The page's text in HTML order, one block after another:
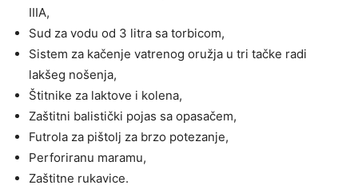
IIIA,
Sud za vodu od 3 litra sa torbicom,
Sistem za kačenje vatrenog oružja u tri tačke radi
lakšeg nošenja,
Štitnike za laktove i kolena,
Zaštitni balistički pojas sa opasačem,
Futrola za pištolj za brzo potezanje,
Perforiranu maramu,
Zaštitne rukavice.